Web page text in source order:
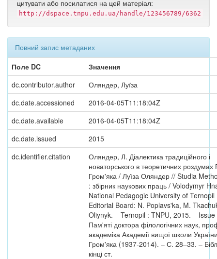
цитувати або посилатися на цей матеріал:
http://dspace.tnpu.edu.ua/handle/123456789/6362
Повний запис метаданих
Поле DC
Значення
dc.contributor.author
Оляндер, Луїза
dc.date.accessioned
2016-04-05T11:18:04Z
dc.date.available
2016-04-05T11:18:04Z
dc.date.issued
2015
dc.identifier.citation
Оляндер, Л. Діалектика традиційного і
новаторського в теоретичних
Гром'яка / Луїза Оляндер // Studia
: збірник наукових праць / Volodymyr
National Pedagogic University of Ternopil
Editorial Board: N. Poplavs'ka, M.
Oliynyk. – Ternopil : TNPU, 2015. –
Пам'яті доктора філологічних наук,
академіка Академії вищої школи
Гром'яка (1937-2014). – С. 28–33. –
кінці ст.